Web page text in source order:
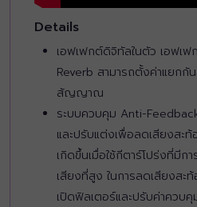
Details
เอฟเฟกต์ดิจิทัลในตัว เอฟเฟ
Reverb สามารถตั้งค่าแยกกั
สัญญาณ
ระบบควบคุม Anti-
และปรับแต่งเพื่อลดเสียงสะ
เกิดขึ้นเมื่อใช้กีตาร์โปร่งที่มีก
เสียงที่สูง ในการลดเสียงสะ
เปิดฟิลเตอร์และปรับค่าควบ